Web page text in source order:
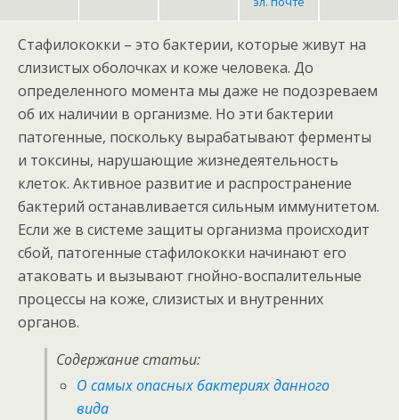
Стафилококки – это бактерии, которые живут на
слизистых оболочках и коже человека. До
определенного момента мы даже не подозреваем
об их наличии в организме. Но эти бактерии
патогенные, поскольку вырабатывают ферменты
и токсины, нарушающие жизнедеятельность
клеток. Активное развитие и распространение
бактерий останавливается сильным иммунитетом.
Если же в системе защиты организма происходит
сбой, патогенные стафилококки начинают его
атаковать и вызывают гнойно-воспалительные
процессы на коже, слизистых и внутренних
органов.
Содержание статьи:
О самых опасных бактериях данного
вида